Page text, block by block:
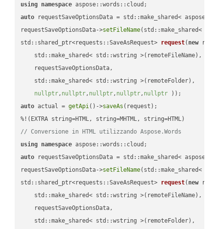
using namespace
auto requestSaveOptionsData = std::make_shared<
requestSaveOptionsData->setFileName(std::make_shared<
std::shared_ptr<requests::SaveAsRequest> request( new
    std::make_shared< std::wstring >(remoteFileName),
    requestSaveOptionsData,
    std::make_shared< std::wstring >(remoteFolder),
nullptr, nullptr, nullptr, nullptr, nullptr ))
auto actual = getApi()->saveAs (request);
// Conversione in HTML utilizzando Aspose.Words
using namespace
auto requestSaveOptionsData = std::make_shared<
requestSaveOptionsData->setFileName(std::make_shared<
std::shared_ptr<requests::SaveAsRequest> request( new
    std::make_shared< std::wstring >(remoteFileName),
    requestSaveOptionsData,
    std::make_shared< std::wstring >(remoteFolder),